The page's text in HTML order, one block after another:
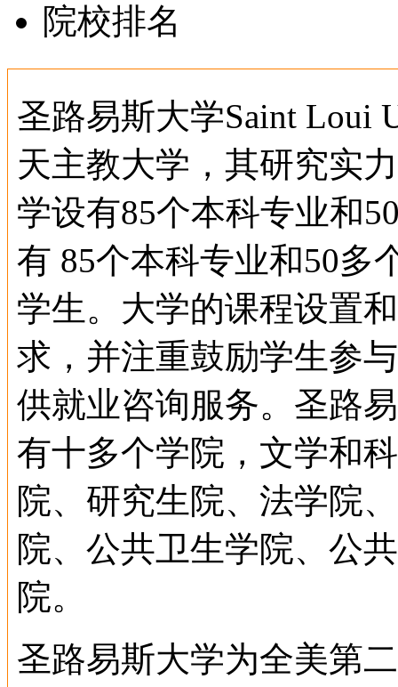
院校排名
圣路易斯大学Saint Loui
天主教大学，其研究实
学设有85个本科专业和
有 85个本科专业和50多
学生。大学的课程设置
求，并注重鼓励学生参
供就业咨询服务。圣路
有十多个学院，文学和
院、研究生院、法学院
院、公共卫生学院、公
院。
圣路易斯大学为全美第